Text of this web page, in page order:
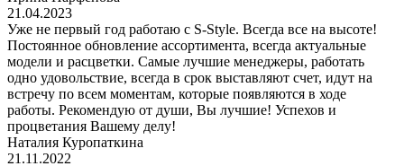
21.04.2023
Уже не первый год работаю с S-Style. Всегда все на высоте!
Постоянное обновление ассортимента, всегда актуальные
модели и расцветки. Самые лучшие менеджеры, работать
одно удовольствие, всегда в срок выставляют счет, идут на
встречу по всем моментам, которые появляются в ходе
работы. Рекомендую от души, Вы лучшие! Успехов и
процветания Вашему делу!
Наталия Куропаткина
21.11.2022